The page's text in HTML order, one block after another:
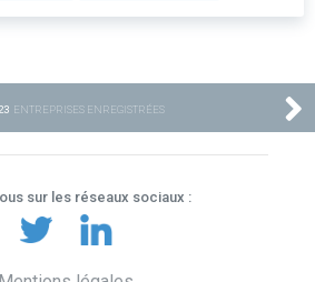
ENTREPRISES ENREGISTRÉES
sur les réseaux sociaux :